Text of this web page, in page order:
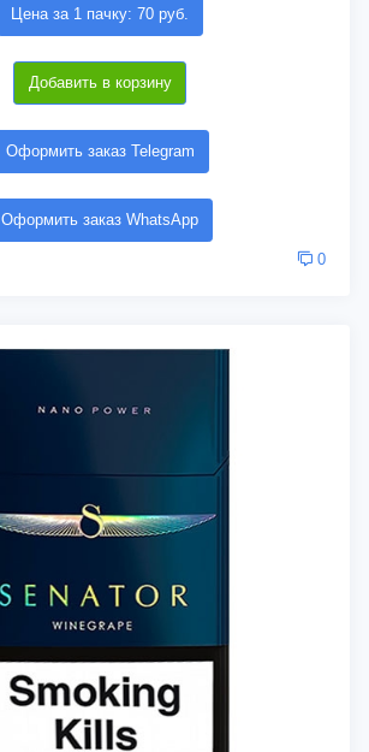
Цена за 1 пачку: 70 руб.
Добавить в корзину
Оформить заказ Telegram
Оформить заказ WhatsApp
0